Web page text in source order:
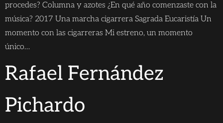
procedes? Columna y azotes ¿En qué año comenzaste con la
música? 2017 Una marcha cigarrera Sagrada Eucaristía Un
momento con las cigarreras Mi estreno, un momento
único…
Rafael Fernández
Pichardo